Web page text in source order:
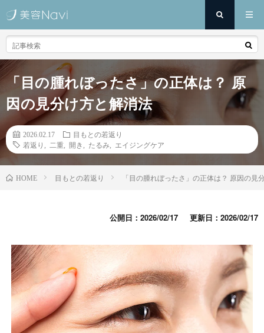
「目の腫れぼったさ」の正体は？ 原
因の見分け方と解消法
2026.02.17
目もとの若返り
若返り
二重 開き たるみ エイジングケア
HOME 目もとの若返り 「目の腫れぼったさ」の正体は？ 原因の見
公開日：2026/02/17 更新日：2026/02/17